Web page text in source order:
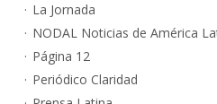
La Jornada
NODAL Noticias de América
Página 12
Periódico Claridad